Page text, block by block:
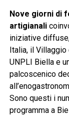
Nove giorni di
artigianali
iniziative
Italia, il
UNPLI Biella e
palcoscenico
Sono questi i
programma a